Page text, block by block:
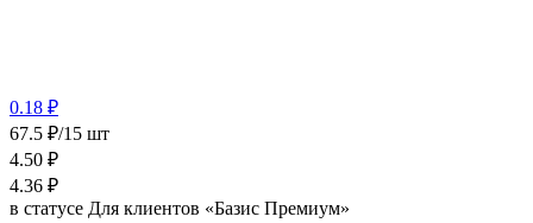
0.18 ₽
67.5 ₽/15 шт
4.50 ₽
4.36 ₽
в статусе Для клиентов «Базис Премиум»